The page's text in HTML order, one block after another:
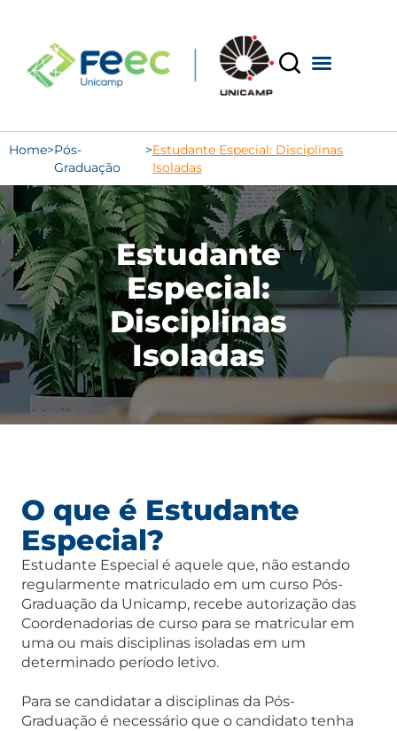
Home>Pós-
Graduação
>Estudante Especial: Disciplinas
Isoladas
Estudante
Especial:
Disciplinas
Isoladas
O que é Estudante
Especial?
Estudante Especial é aquele que, não estando
regularmente matriculado em um curso Pós-
Graduação da Unicamp, recebe autorização das
Coordenadorias de curso para se matricular em
uma ou mais disciplinas isoladas em um
determinado período letivo.
Para se candidatar a disciplinas da Pós-
Graduação é necessário que o candidato tenha